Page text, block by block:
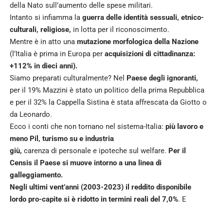
della Nato sull’aumento delle spese militari.
Intanto si infiamma la guerra delle identità sessuali, etnico-
culturali, religiose, in lotta per il riconoscimento.
Mentre è in atto una mutazione morfologica della Nazione
(l’Italia è prima in Europa per acquisizioni di cittadinanza:
+112% in dieci anni).
Siamo preparati culturalmente? Nel Paese degli ignoranti,
per il 19% Mazzini è stato un politico della prima Repubblica
e per il 32% la Cappella Sistina è stata affrescata da Giotto o
da Leonardo.
Ecco i conti che non tornano nel sistema-Italia: più lavoro e
meno Pil, turismo su e industria
giù, carenza di personale e ipoteche sul welfare. Per il
Censis il Paese si muove intorno a una linea di
galleggiamento.
Negli ultimi vent’anni (2003-2023) il reddito disponibile
lordo pro-capite si è ridotto in termini reali del 7,0%. E